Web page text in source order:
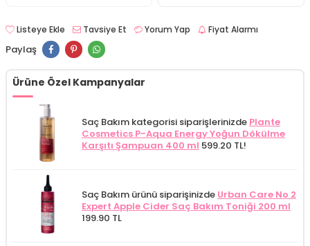
Listeye Ekle Tavsiye Et Yorum Yap Fiyat Alarmı
Paylaş
Ürüne Özel Kampanyalar
Saç Bakım kategorisi siparişlerinizde Plante
Cosmetics P-Aqua Energy Yoğun Dökülme
Karşıtı Şampuan 400 ml 599.20 TL!
Saç Bakım ürünü siparişinizde Urban Care No 2
Expert Apple Cider Saç Bakım Toniği 200 ml
199.90 TL